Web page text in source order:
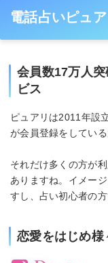
電話占いピュ
会員数17万人
ビス
ピュアリは2011年設
が会員登録をしてい
それだけ多くの方が
ありますね。イメー
すし、占い初心者の
恋愛をはじめ様